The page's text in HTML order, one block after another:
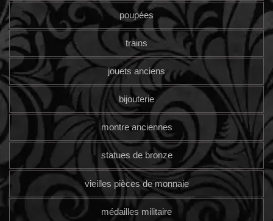
poupées
trains
jouets anciens
bijouterie
montre anciennes
statues de bronze
vieilles pièces de monnaie
médailles militaire